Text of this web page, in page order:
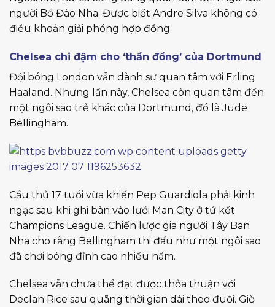
người Bồ Đào Nha. Được biết Andre Silva không có
điều khoản giải phóng hợp đồng.
Chelsea chi đậm cho ‘thần đồng’ của Dortmund
Đội bóng London vẫn dành sự quan tâm với Erling
Haaland. Nhưng lần này, Chelsea còn quan tâm đến
một ngôi sao trẻ khác của Dortmund, đó là Jude
Bellingham.
Cầu thủ 17 tuổi vừa khiến Pep Guardiola phải kinh
ngạc sau khi ghi bàn vào lưới Man City ở tứ kết
Champions League. Chiến lược gia người Tây Ban
Nha cho rằng Bellingham thi đấu như một ngôi sao
đã chơi bóng đỉnh cao nhiều năm.
Chelsea vẫn chưa thể đạt được thỏa thuận với
Declan Rice sau quãng thời gian dài theo đuổi. Giờ